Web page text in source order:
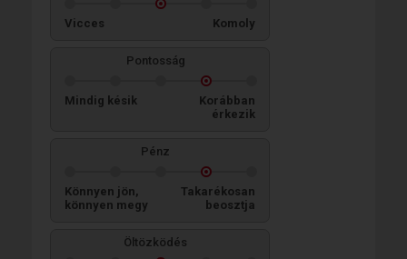
Vicces Komoly
Pontosság
Mindig késik
Korábban
érkezik
Pénz
Könnyen jön,
könnyen megy
Takarékosan
beosztja
Öltözködés